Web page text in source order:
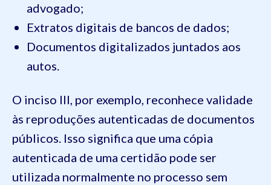
advogado;
Extratos digitais de bancos de dados;
Documentos digitalizados juntados aos
autos.
O inciso III, por exemplo, reconhece validade
às reproduções autenticadas de documentos
públicos. Isso significa que uma cópia
autenticada de uma certidão pode ser
utilizada normalmente no processo sem